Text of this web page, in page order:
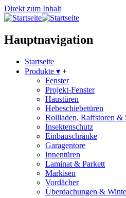
Direkt zum Inhalt
Hauptnavigation
Startseite
Produkte ▾ +
Fenster
Projekt-Fenster
Haustüren
Hebeschiebetüren
Rollladen, Raffstoren &
Insektenschutz
Einbauschränke
Garagentore
Innentüren
Laminat & Parkett
Markisen
Vordächer
Überdachungen &